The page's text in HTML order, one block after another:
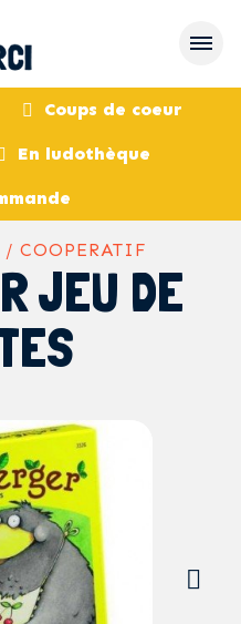
Coups de coeur
En ludothèque
/ COOPERATIF
JEU DE